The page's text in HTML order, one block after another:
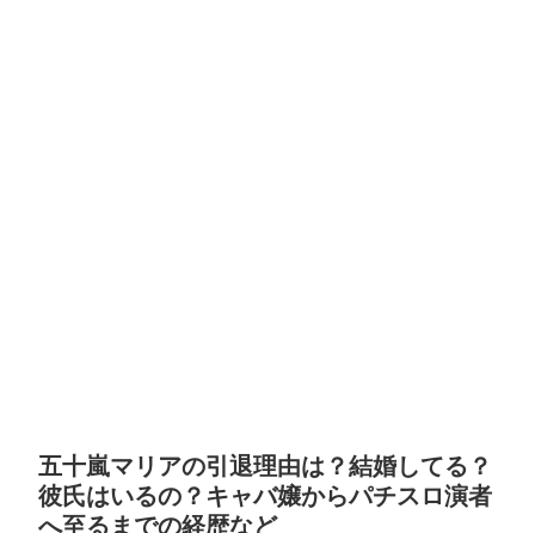
五十嵐マリアの引退理由は？結婚してる？
彼氏はいるの？キャバ嬢からパチスロ演者
へ至るまでの経歴など